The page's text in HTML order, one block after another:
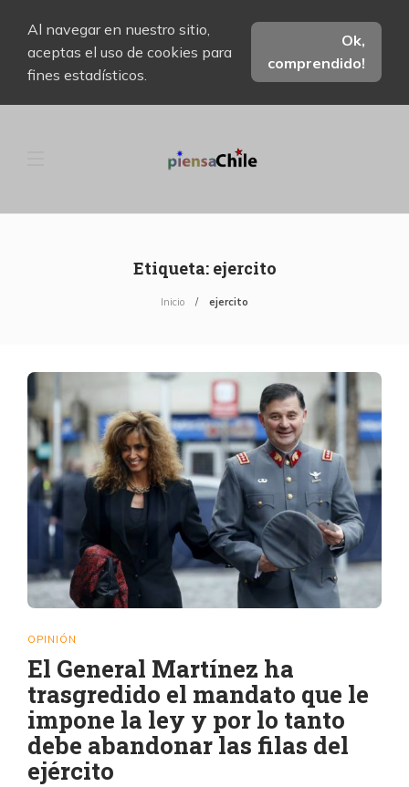
Al navegar en nuestro sitio,
aceptas el uso de cookies para
fines estadísticos.
Ok,
comprendido!
Etiqueta: ejercito
Inicio ejercito
OPINIÓN
El General Martínez ha
trasgredido el mandato que le
impone la ley y por lo tanto
debe abandonar las filas del
ejército